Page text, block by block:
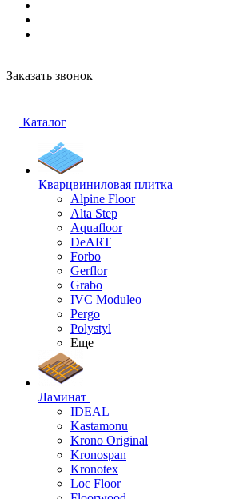
Заказать звонок
Каталог
Кварцвиниловая плитка
Alpine Floor
Alta Step
Aquafloor
DeART
Forbo
Gerflor
Grabo
IVC Moduleo
Pergo
Polystyl
Еще
Ламинат
IDEAL
Kastamonu
Krono Original
Kronospan
Kronotex
Loc Floor